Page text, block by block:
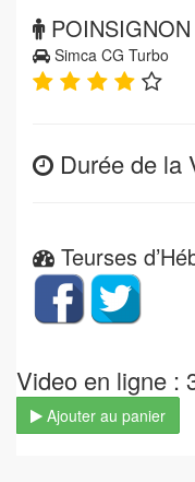
Simca CG Turbo
Durée de la
Teurses
Video en ligne :
Ajouter au panier